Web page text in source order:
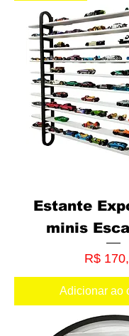
Estante
minis
Preço
R$
Adicionar ao